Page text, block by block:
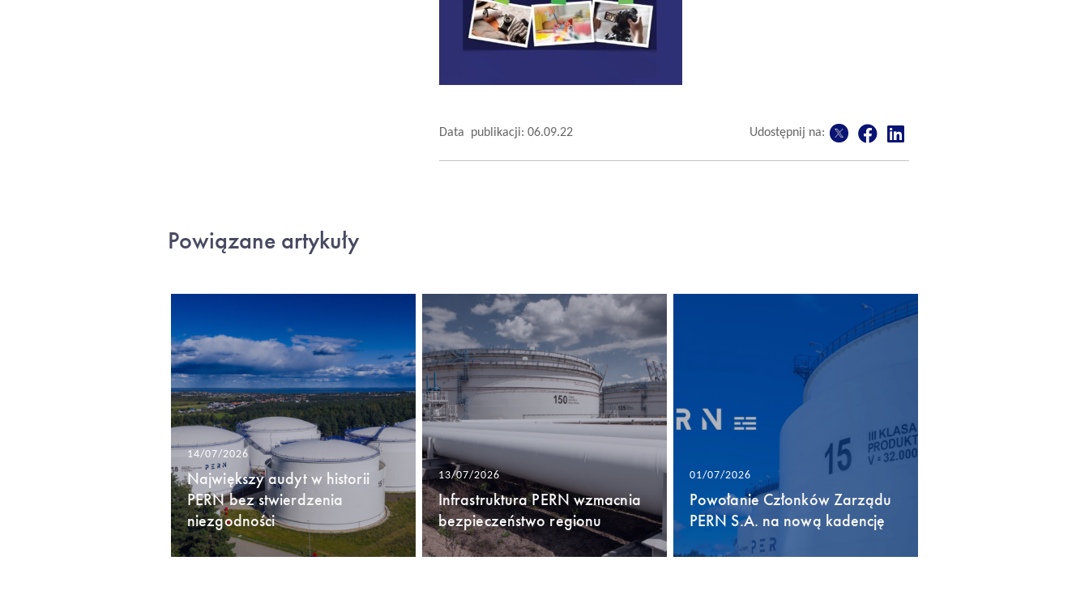
Data publikacji: 06.09.22 Udostępnij na:
Powiązane artykuły
14/07/2026
Największy audyt w historii
PERN bez stwierdzenia
niezgodności
13/07/2026
Infrastruktura PERN wzmacnia
bezpieczeństwo regionu
01/07/2026
Powołanie Członków Zarządu
PERN S.A. na nową kadencję